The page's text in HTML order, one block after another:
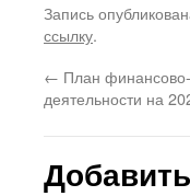
Запись
ссылку.
← План
деятельности на